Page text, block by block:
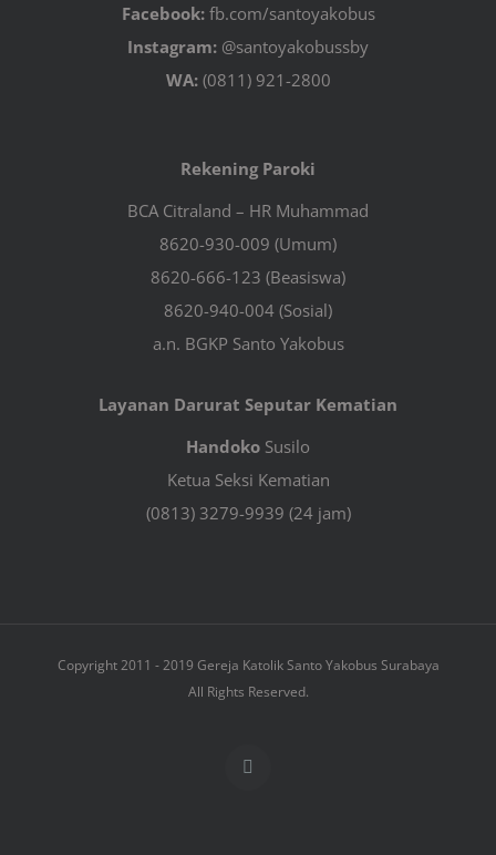
Facebook:fb.com/santoyakobus
Instagram: @santoyakobussby
WA:(0811) 921-2800
Rekening Paroki
BCA Citraland – HR Muhammad
8620-930-009 (Umum)
8620-666-123 (Beasiswa)
8620-940-004 (Sosial)
a.n. BGKP Santo Yakobus
Layanan Darurat Seputar Kematian
Handoko Susilo
Ketua Seksi Kematian
(0813) 3279-9939 (24 jam)
Copyright 2011 - 2019 Gereja Katolik Santo Yakobus Surabaya
All Rights Reserved.
Facebook